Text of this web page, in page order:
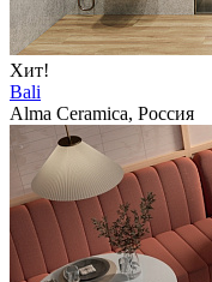
Хит!
Bali
Alma Ceramica, Россия